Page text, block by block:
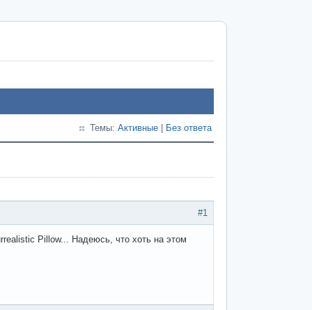
Темы: Активные Без ответа
#1
Pillow... Надеюсь, что хоть на этом